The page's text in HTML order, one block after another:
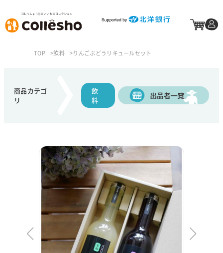
TOP 飲料 りんごぶどうリキュールセット
商品カテゴ
リ
飲
料